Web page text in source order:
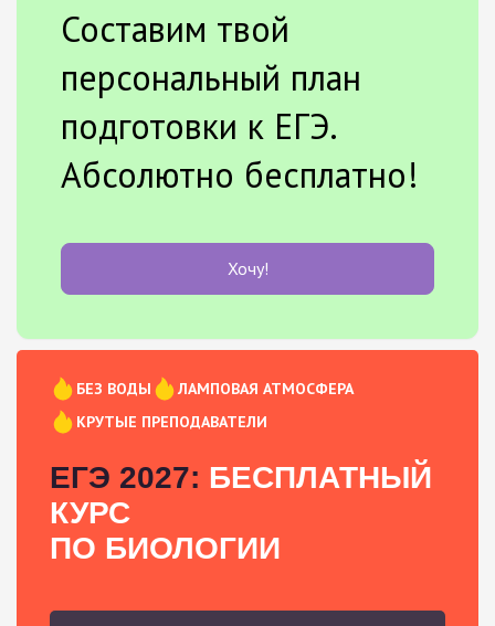
Составим твой
персональный план
подготовки к ЕГЭ.
Абсолютно бесплатно!
Хочу!
БЕЗ ВОДЫ
ЛАМПОВАЯ АТМОСФЕРА
КРУТЫЕ ПРЕПОДАВАТЕЛИ
ЕГЭ 2027: БЕСПЛАТНЫЙ
КУРС
ПО БИОЛОГИИ